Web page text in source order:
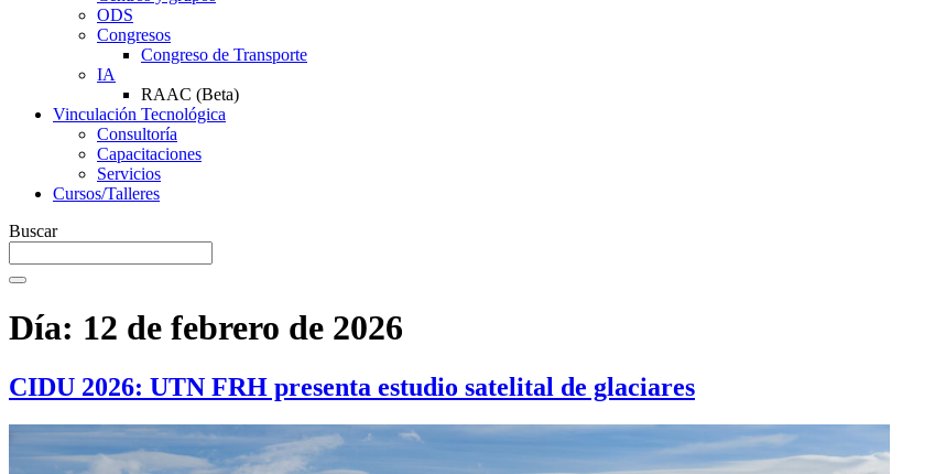
ODS
Congresos
Congreso de Transporte
IA
RAAC (Beta)
Vinculación Tecnológica
Consultoría
Capacitaciones
Servicios
Cursos/Talleres
Buscar
Día: 12 de febrero de 2026
CIDU 2026: UTN FRH presenta estudio satelital de glaciares